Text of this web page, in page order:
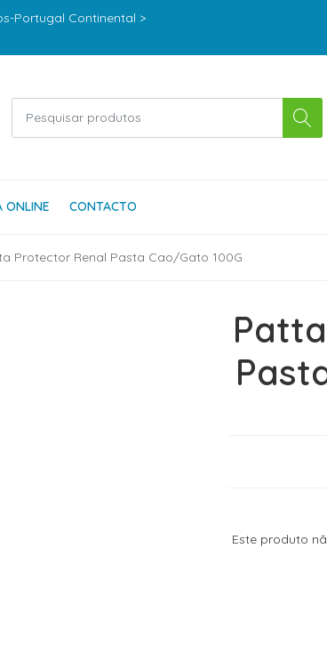
Portugal Continental >
ONLINE CONTACTO
Protector Renal Pasta Cao/Gato 100G
Este produto